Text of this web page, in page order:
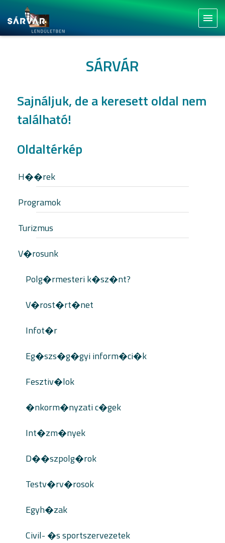
menu
SÁRVÁR
Sajnáljuk, de a keresett oldal nem
található!
Oldaltérkép
H��rek
Programok
Turizmus
V�rosunk
Polg�rmesteri k�sz�nt?
V�rost�rt�net
Infot�r
Eg�szs�g�gyi inform�ci�k
Fesztiv�lok
�nkorm�nyzati c�gek
Int�zm�nyek
D��szpolg�rok
Testv�rv�rosok
Egyh�zak
Civil- �s sportszervezetek